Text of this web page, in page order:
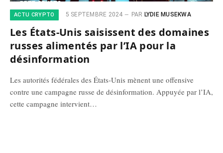
ACTU CRYPTO 5 SEPTEMBRE 2024 PAR LYDIE MUSEKWA
Les États-Unis saisissent des domaines
russes alimentés par l’IA pour la
désinformation
Les autorités fédérales des États-Unis mènent une offensive
contre une campagne russe de désinformation. Appuyée par l’IA,
cette campagne intervient…